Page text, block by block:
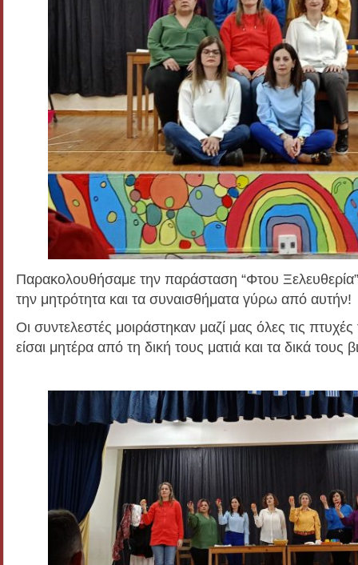
Παρακολουθήσαμε την παράσταση “Φτου
την μητρότητα και τα συναισθήματα γύρω από αυτήν!
Οι συντελεστές μοιράστηκαν μαζί μας όλες τις
είσαι μητέρα από τη δική τους ματιά και τα δικά τους